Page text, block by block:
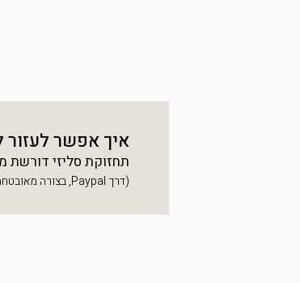
איך אפשר לעזור
תחזוקת סליזי דורשת
(דרך Paypal, בצורה מאובטחת, אנונימית ומהירה)